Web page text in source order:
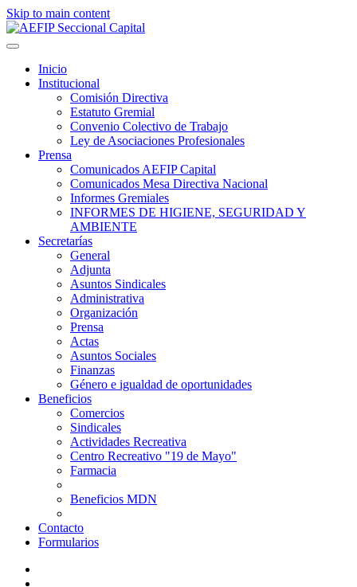
Skip to main content
Inicio
Institucional
Comisión Directiva
Estatuto Gremial
Convenio Colectivo de Trabajo
Ley de Asociaciones Profesionales
Prensa
Comunicados AEFIP Capital
Comunicados Mesa Directiva Nacional
Informes Gremiales
INFORMES DE HIGIENE, SEGURIDAD Y
AMBIENTE
Secretarías
General
Adjunta
Asuntos Sindicales
Administrativa
Organización
Prensa
Actas
Asuntos Sociales
Finanzas
Género e igualdad de oportunidades
Beneficios
Comercios
Sindicales
Actividades Recreativa
Centro Recreativo "19 de Mayo"
Farmacia
Beneficios MDN
Contacto
Formularios